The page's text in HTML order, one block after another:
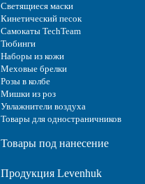
Светящиеся маски
Кинетический песок
Самокаты TechTeam
Тюбинги
Наборы из кожи
Меховые брелки
Розы в колбе
Мишки из роз
Увлажнители воздуха
Товары для одностраничников
Товары под нанесение
Продукция Levenhuk